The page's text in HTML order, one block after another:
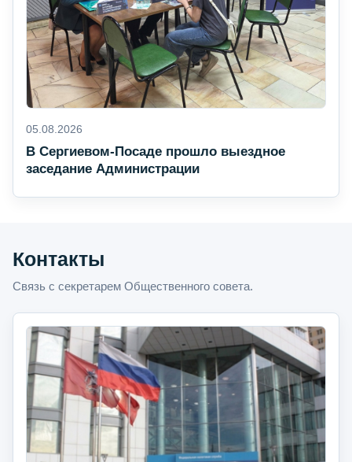
05.08.2026
В Сергиевом-Посаде прошло выездное
заседание Администрации
Контакты
Связь с секретарем Общественного совета.